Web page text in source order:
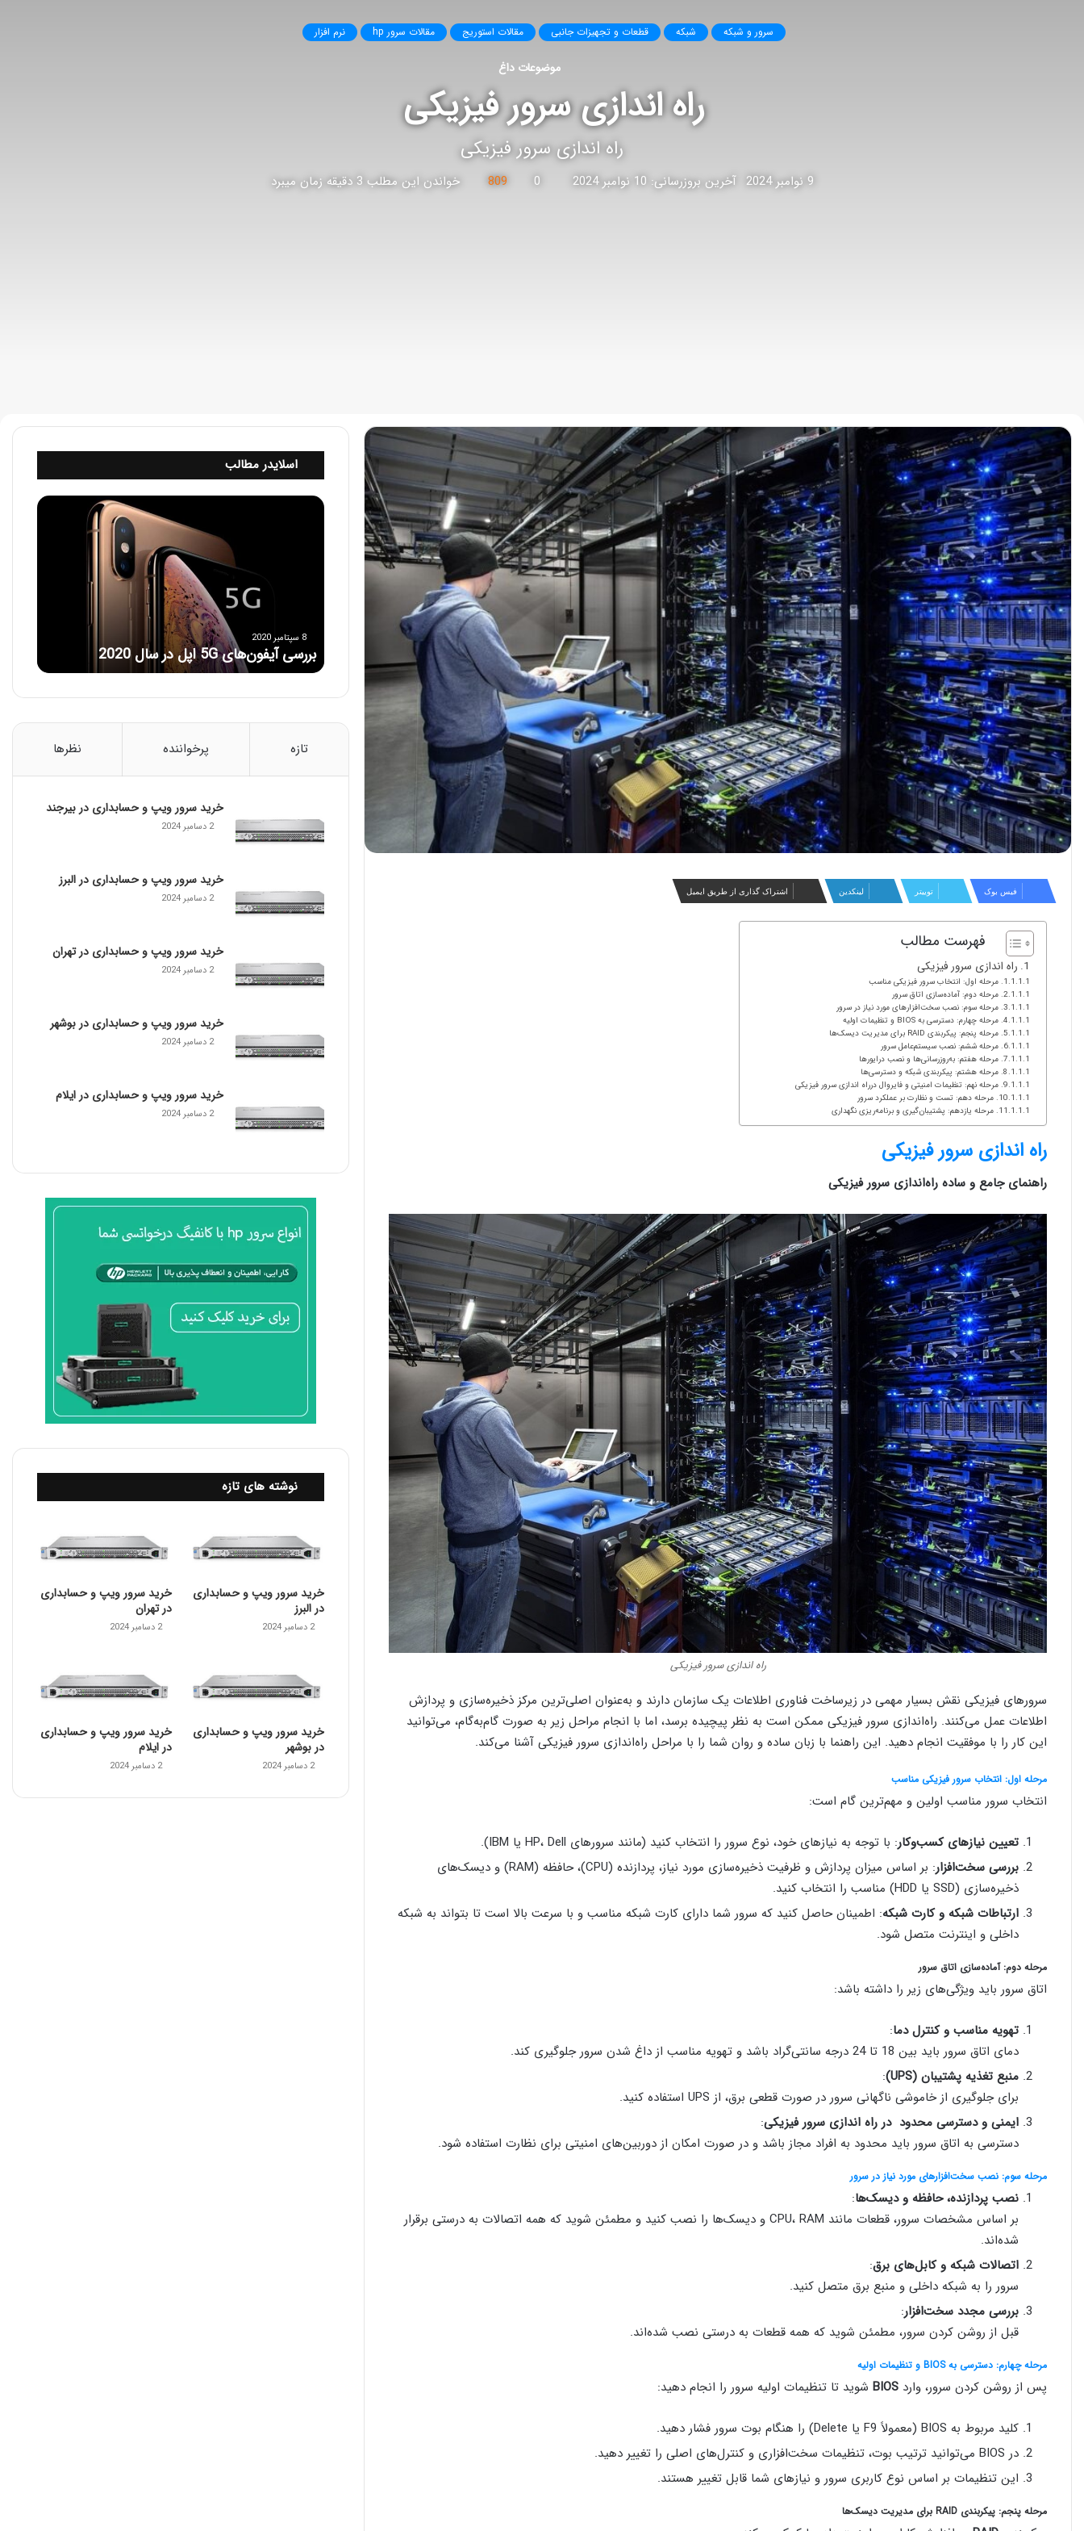
سرور و شبکه شبکه قطعات و تجهیزات جانبی مقالات استوریج مقالات سرور hp نرم افزار
موضوعات داغ
راه اندازی سرور فیزیکی
راه اندازی سرور فیزیکی
9 نوامبر 2024 آخرین بروزرسانی: 10 نوامبر 2024 0
809 خواندن این مطلب 3 دقیقه زمان میبرد
فیس بوک توییتر لینکدین اشتراک گذاری از طریق ایمیل
فهرست مطالب
راه اندازی سرور فیزیکی
مرحله اول: انتخاب سرور فیزیکی مناسب
مرحله دوم: آماده‌سازی اتاق سرور
مرحله سوم: نصب سخت‌افزارهای مورد نیاز در سرور
مرحله چهارم: دسترسی به BIOS و تنظیمات اولیه
مرحله پنجم: پیکربندی RAID برای مدیریت دیسک‌ها
مرحله ششم: نصب سیستم‌عامل سرور
مرحله هفتم: به‌روزرسانی‌ها و نصب درایورها
مرحله هشتم: پیکربندی شبکه و دسترسی‌ها
مرحله نهم: تنظیمات امنیتی و فایروال درراه اندازی سرور فیزیکی
مرحله دهم: تست و نظارت بر عملکرد سرور
مرحله یازدهم: پشتیبان‌گیری و برنامه‌ریزی نگهداری
راه اندازی سرور فیزیکی
راهنمای جامع و ساده راه‌اندازی سرور فیزیکی
راه اندازی سرور فیزیکی
سرورهای فیزیکی نقش بسیار مهمی در زیرساخت فناوری اطلاعات یک سازمان دارند و به‌عنوان اصلی‌ترین مرکز ذخیره‌سازی و پردازش
اطلاعات عمل می‌کنند. راه‌اندازی سرور فیزیکی ممکن است به نظر پیچیده برسد، اما با انجام مراحل زیر به صورت گام‌به‌گام، می‌توانید
این کار را با موفقیت انجام دهید. این راهنما با زبان ساده و روان شما را با مراحل راه‌اندازی سرور فیزیکی آشنا می‌کند.
مرحله اول: انتخاب سرور فیزیکی مناسب
انتخاب سرور مناسب اولین و مهم‌ترین گام است:
تعیین نیازهای کسب‌وکار: با توجه به نیازهای خود، نوع سرور را انتخاب کنید (مانند سرور‌های HP، Dell یا IBM).
بررسی سخت‌افزار
: بر اساس میزان پردازش و ظرفیت ذخیره‌سازی مورد نیاز، پردازنده (CPU)، حافظه (RAM) و دیسک‌های
ذخیره‌سازی (SSD یا HDD) مناسب را انتخاب کنید.
ارتباطات شبکه و کارت شبکه: اطمینان حاصل کنید که سرور شما دارای کارت شبکه مناسب و با سرعت بالا است تا بتواند به شبکه
داخلی و اینترنت متصل شود.
مرحله دوم: آماده‌سازی اتاق سرور
اتاق سرور باید ویژگی‌های زیر را داشته باشد:
تهویه مناسب و کنترل دما:
دمای اتاق سرور باید بین 18 تا 24 درجه سانتی‌گراد باشد و تهویه مناسب از داغ شدن سرور جلوگیری کند.
منبع تغذیه پشتیبان (UPS)
:
برای جلوگیری از خاموشی ناگهانی سرور در صورت قطعی برق، از UPS استفاده کنید.
ایمنی و دسترسی محدود در راه اندازی سرور فیزیکی:
دسترسی به اتاق سرور باید محدود به افراد مجاز باشد و در صورت امکان از دوربین‌های امنیتی برای نظارت استفاده شود.
مرحله سوم: نصب سخت‌افزارهای مورد نیاز در سرور
نصب پردازنده، حافظه و دیسک‌ها:
بر اساس مشخصات سرور، قطعات مانند CPU، RAM و دیسک‌ها را نصب کنید و مطمئن شوید که همه اتصالات به درستی برقرار
شده‌اند.
اتصالات شبکه و کابل‌های برق:
سرور را به شبکه داخلی و منبع برق متصل کنید.
بررسی مجدد سخت‌افزار:
قبل از روشن کردن سرور، مطمئن شوید که همه قطعات به درستی نصب شده‌اند.
مرحله چهارم: دسترسی به BIOS و تنظیمات اولیه
پس از روشن کردن سرور، وارد BIOS شوید تا تنظیمات اولیه سرور را انجام دهید:
کلید مربوط به BIOS (معمولاً F9 یا Delete) را هنگام بوت سرور فشار دهید.
در BIOS می‌توانید ترتیب بوت، تنظیمات سخت‌افزاری و کنترل‌های اصلی را تغییر دهید.
این تنظیمات بر اساس نوع کاربری سرور و نیازهای شما قابل تغییر هستند.
مرحله پنجم: پیکربندی RAID برای مدیریت دیسک‌ها
اسلایدر مطالب
ب
ن‌
ه
5
پ
ر
س
2
0
8 سپتامبر 2020
بررسی آیفون‌های 5G اپل در سال 2020
تازه پرخواننده نظرها
خرید سرور ویپ و حسابداری در بیرجند
2 دسامبر 2024
خرید سرور ویپ و حسابداری در البرز
2 دسامبر 2024
خرید سرور ویپ و حسابداری در تهران
2 دسامبر 2024
خرید سرور ویپ و حسابداری در بوشهر
2 دسامبر 2024
خرید سرور ویپ و حسابداری در ایلام
2 دسامبر 2024
نوشته های تازه
خرید سرور ویپ و حسابداری
در البرز
2 دسامبر 2024
خرید سرور ویپ و حسابداری
در تهران
2 دسامبر 2024
خرید سرور ویپ و حسابداری
در بوشهر
2 دسامبر 2024
خرید سرور ویپ و حسابداری
در ایلام
2 دسامبر 2024